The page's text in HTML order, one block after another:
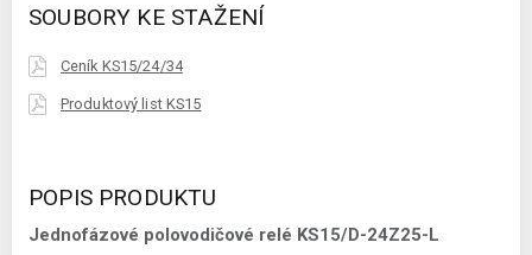
SOUBORY KE STAŽENÍ
Ceník KS15/24/34
Produktový list KS15
POPIS PRODUKTU
Jednofázové polovodičové relé KS15/D-24Z25-L